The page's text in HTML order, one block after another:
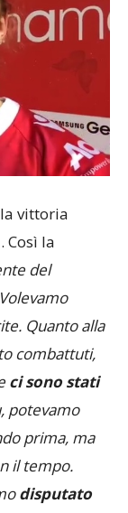
vittoria
Così la
del
Quanto alla
combattuti,
ci sono stati
potevamo
prima, ma
il tempo.
disputato